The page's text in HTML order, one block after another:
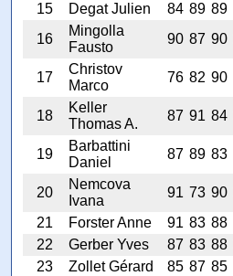
15
Degat Julien 84 89 89
16
Mingolla
Fausto
90 87 90
17
Christov
Marco
76 82 90
18
Keller
Thomas A.
87 91 84
19
Barbattini
Daniel
87 89 83
20
Nemcova
Ivana
91 73 90
21
Forster Anne 91 83 88
22
Gerber Yves 87 83 88
23
Zollet Gérard 85 87 85